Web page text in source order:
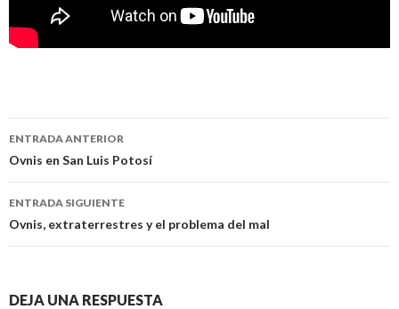
Navegación
de
entradas
ENTRADA ANTERIOR
Ovnis en San Luis Potosí
ENTRADA SIGUIENTE
Ovnis, extraterrestres y el problema del mal
DEJA UNA RESPUESTA